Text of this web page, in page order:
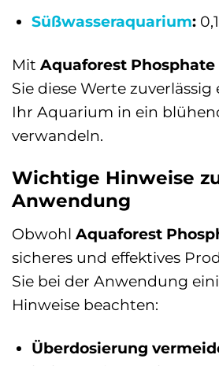
Süßwasseraquarium:
Mit Aquaforest Phosphate
Sie diese Werte
Ihr Aquarium in ein
verwandeln.
Wichtige Hinweise
Anwendung
Obwohl Aquaforest
sicheres und effektives
Sie bei der Anwendung
Hinweise beachten:
Überdosierung